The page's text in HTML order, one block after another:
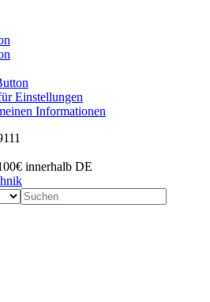
Einstellungen
Informationen
innerhalb DE